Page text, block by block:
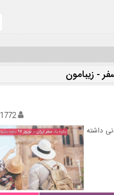
- زیبامون
1772
و به یادماندنی داشته